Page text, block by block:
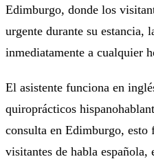
Edimburgo, donde los
urgente durante su estancia,
inmediatamente a cualquier
El asistente funciona en
quiroprácticos
consulta en Edimburgo,
visitantes de habla española,